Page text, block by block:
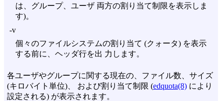
は、グループ、ユーザ 両方の割り当て制限を表示しま
す)。
-v
個々のファイルシステムの割り当て (クォータ) を表示
する前に、ヘッダ行を出 力します。
各ユーザやグループに関する現在の、ファイル数、サイズ
(キロバイト単位)、 および割り当て制限 (edquota(8) により
設定される) が表示されます。